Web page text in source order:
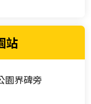
站
園界碑旁